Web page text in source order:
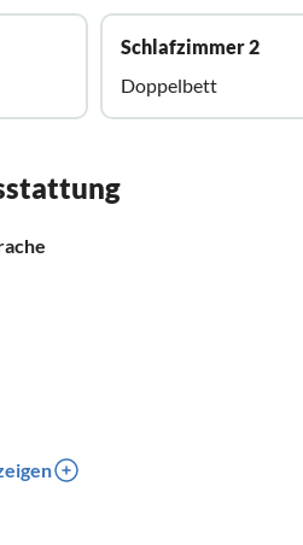
Schlafzimmer 2
Doppelbett